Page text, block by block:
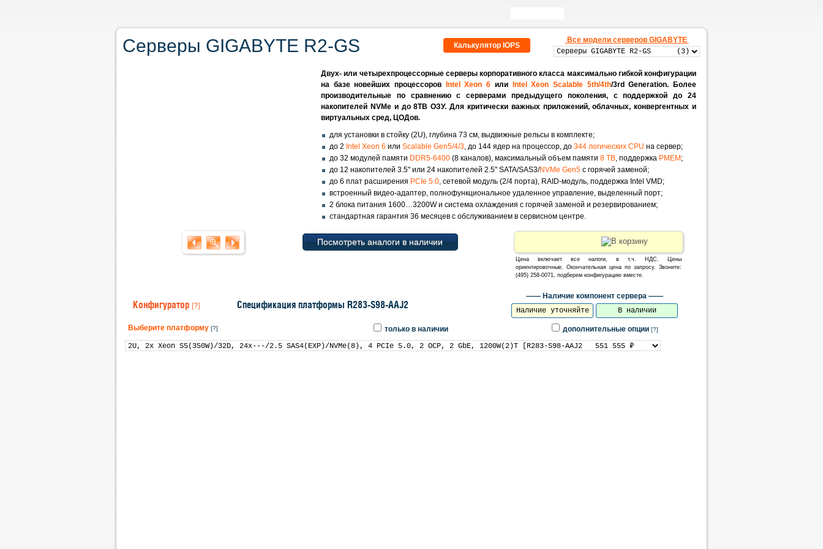
Серверы GIGABYTE R2-GS Калькулятор IOPS
Все модели серверов GIGABYTE
Двух- или четырехпроцессорные серверы корпоративного класса максимально гибкой конфигурации
на базе новейших процессоров
Intel Xeon 6 или Intel Xeon Scalable 5th/4th/3rd Generation. Более
производительные по сравнению с серверами предыдущего поколения, с поддержкой до 24
накопителей NVMe и до 8TB ОЗУ. Для критически важных приложений, облачных, конвергентных и
виртуальных сред, ЦОДов.
для установки в стойку (2U), глубина 73 см, выдвижные рельсы в комплекте;
до 2 Intel Xeon 6 или Scalable Gen5/4/3, до 144 ядер на процессор, до 344 логических CPU на сервер;
до 32 модулей памяти DDR5-6400 (8 каналов), максимальный объем памяти 8 TB, поддержка PMEM ;
до 12 накопителей 3.5" или 24 накопителей 2.5" SATA/SAS3/NVMe Gen5 с горячей заменой;
до 6 плат расширения PCIe 5.0, сетевой модуль (2/4 порта), RAID-модуль, поддержка Intel VMD;
встроенный видео-адаптер, полнофункциональное удаленное управление, выделенный порт;
2 блока питания 1600…3200W и система охлаждения с горячей заменой и резервированием;
стандартная гарантия 36 месяцев с обслуживанием в сервисном центре.
Посмотреть аналоги в наличии
Цена включает все налоги, в т.ч. НДС. Цены
ориентировочные. Окончательная цена по запросу. Звоните:
(495) 258-0071, подберем конфигурацию вместе.
Конфигуратор [?] Спецификация платформы R283-S98-AAJ2
—— Наличие компонент сервера ——
Наличие уточняйте
В наличии
Выберите платформу [?] только в наличии дополнительные опции [?]